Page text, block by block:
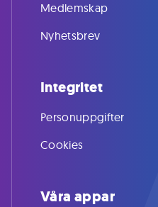
Medlemskap
Nyhetsbrev
Integritet
Personuppgifter
Cookies
Våra appar